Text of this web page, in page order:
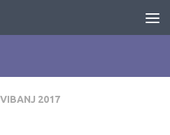
2017